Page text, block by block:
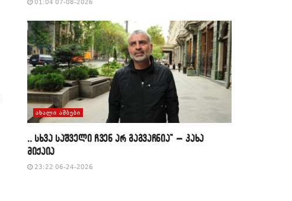
01:04 07-08-2026
ᲐᲮᲐᲚᲘ ᲐᲛᲑᲔᲑᲘ
,, სხვა საშველი ჩვენ არ გაგვაჩნია” – კახა
მიქაია
23:22 06-24-2026